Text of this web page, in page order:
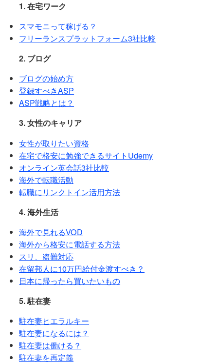
1. 在宅ワーク
スマモニって稼げる？
フリーランスプラットフォーム3社比較
2. ブログ
ブログの始め方
登録すべきASP
ASP戦略とは？
3. 女性のキャリア
女性が取りたい資格
在宅で格安に勉強できるサイトUdemy
オンライン英会話3社比較
海外で転職活動
転職にリンクトイン活用方法
4. 海外生活
海外で見れるVOD
海外から格安に電話する方法
スリ、盗難対応
在留邦人に10万円給付金渡すべき？
日本に帰ったら買いたいもの
5. 駐在妻
駐在妻ヒエラルキー
駐在妻になるには？
駐在妻は働ける？
駐在妻を再定義